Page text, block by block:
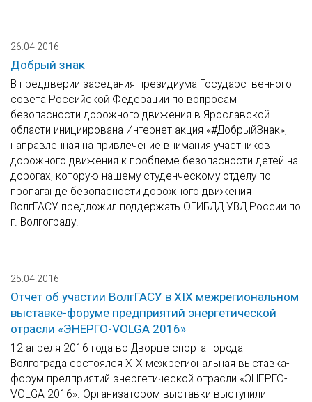
26.04.2016
Добрый знак
В преддверии заседания президиума Государственного
совета Российской Федерации по вопросам
безопасности дорожного движения в Ярославской
области инициирована Интернет-акция «#ДобрыйЗнак»,
направленная на привлечение внимания участников
дорожного движения к проблеме безопасности детей на
дорогах, которую нашему студенческому отделу по
пропаганде безопасности дорожного движения
ВолгГАСУ предложил поддержать ОГИБДД УВД России по
г. Волгограду.
25.04.2016
Отчет об участии ВолгГАСУ в XIX межрегиональном
выставке-форуме предприятий энергетической
отрасли «ЭНЕРГО-VOLGA 2016»
12 апреля 2016 года во Дворце спорта города
Волгограда состоялся XIX межрегиональная выставка-
форум предприятий энергетической отрасли «ЭНЕРГО-
VOLGA 2016». Организатором выставки выступили